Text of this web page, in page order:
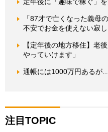
定年後に「趣味で稼ぐ」
「87才で亡くなった義
不安でお金を使えない寂し
【定年後の地方移住】老
やっていけます」
通帳には1000万円ある
注目TOPIC